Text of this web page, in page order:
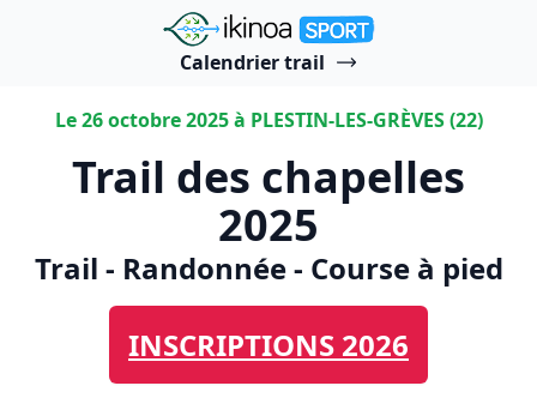
"Ikinoa Sport"
Calendrier trail
Le 26 octobre 2025 à PLESTIN-LES-GRÈVES (22)
Trail des chapelles
2025
Trail - Randonnée - Course à pied
INSCRIPTIONS 2026